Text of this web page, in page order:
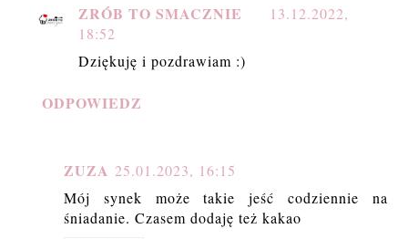
ZRÓB TO SMACZNIE
13.12.2022,
18:52
Dziękuję i pozdrawiam :)
ODPOWIEDZ
ZUZA 25.01.2023, 16:15
Mój synek może takie jeść codziennie na
śniadanie. Czasem dodaję też kakao